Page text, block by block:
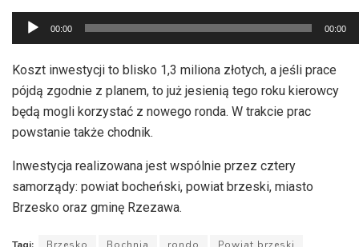
Odtwarzacz
plików
dźwiękowych
00:00 00:00
Koszt inwestycji to blisko 1,3 miliona złotych, a jeśli prace
pójdą zgodnie z planem, to już jesienią tego roku kierowcy
będą mogli korzystać z nowego ronda. W trakcie prac
powstanie także chodnik.
Inwestycja realizowana jest wspólnie przez cztery
samorządy: powiat bocheński, powiat brzeski, miasto
Brzesko oraz gminę Rzezawa.